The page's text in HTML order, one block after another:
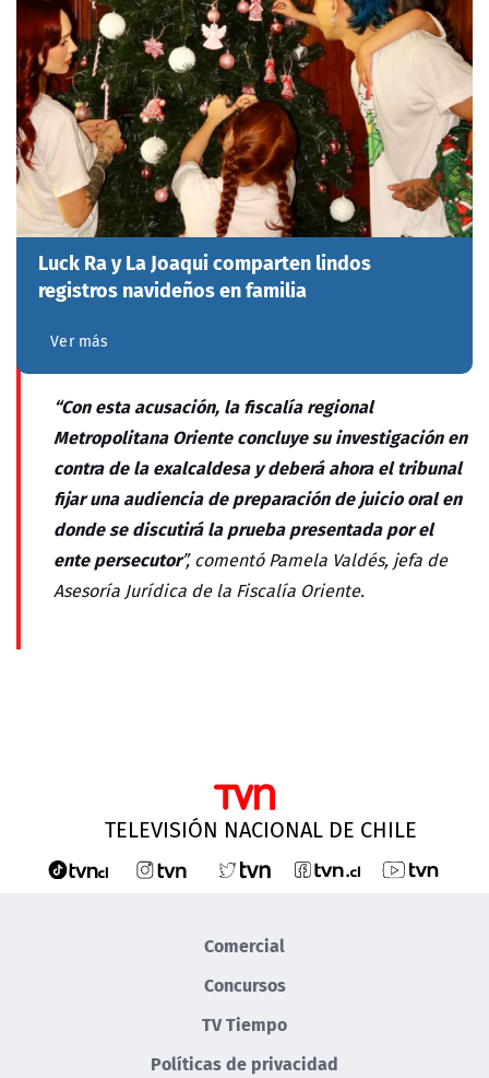
Luck Ra y La Joaqui comparten lindos
registros navideños en familia
Ver más
“Con esta acusación, la fiscalía regional
Metropolitana Oriente concluye su investigación en
contra de la exalcaldesa y deberá ahora el tribunal
fijar una audiencia de preparación de juicio oral en
donde se discutirá la prueba presentada por el
ente persecutor”, comentó Pamela Valdés, jefa de
Asesoría Jurídica de la Fiscalía Oriente.
TELEVISIÓN NACIONAL DE CHILE
Comercial
Concursos
TV Tiempo
Políticas de privacidad